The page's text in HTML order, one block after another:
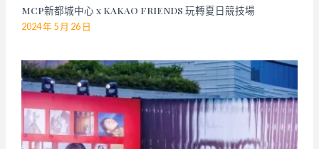
MCP新都城中心 x KAKAO FRIENDS 玩轉夏日競技場
2024 年 5 月 26 日